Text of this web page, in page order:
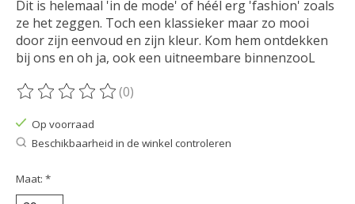
Dit is helemaal 'in de mode' of héél erg 'fashion' zoals
ze het zeggen. Toch een klassieker maar zo mooi
door zijn eenvoud en zijn kleur. Kom hem ontdekken
bij ons en oh ja, ook een uitneembare binnenzooL
De beoordeling van dit product is
(0)
Op voorraad
Beschikbaarheid in de winkel controleren
Maat: *